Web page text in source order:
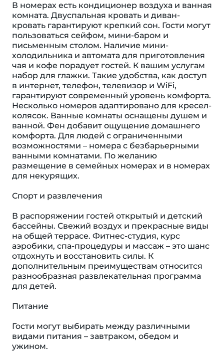
В номерах есть кондиционер воздуха и ванная
комната. Двуспальная кровать и диван-
кровать гарантируют крепкий сон. Гости могут
пользоваться сейфом, мини-баром и
письменным столом. Наличие мини-
холодильника и автомата для приготовления
чая и кофе порадует гостей. К вашим услугам
набор для глажки. Такие удобства, как доступ
в интернет, телефон, телевизор и WiFi,
гарантируют современный уровень комфорта.
Несколько номеров адаптировано для кресел-
колясок. Ванные комнаты оснащены душем и
ванной. Фен добавит ощущение домашнего
комфорта. Для людей с ограниченными
возможностями – номера с безбарьерными
ванными комнатами. По желанию
размещение в семейных номерах и в номерах
для некурящих.
Спорт и развлечения
В распоряжении гостей открытый и детский
бассейны. Свежий воздух и прекрасные виды
на общей террасе. Фитнес-студия, курс
аэробики, спа-процедуры и массаж – это шанс
отдохнуть и восстановить силы. К
дополнительным преимуществам относится
разнообразная развлекательная программа
для детей.
Питание
Гости могут выбирать между различными
видами питания – завтраком, обедом и
ужином.